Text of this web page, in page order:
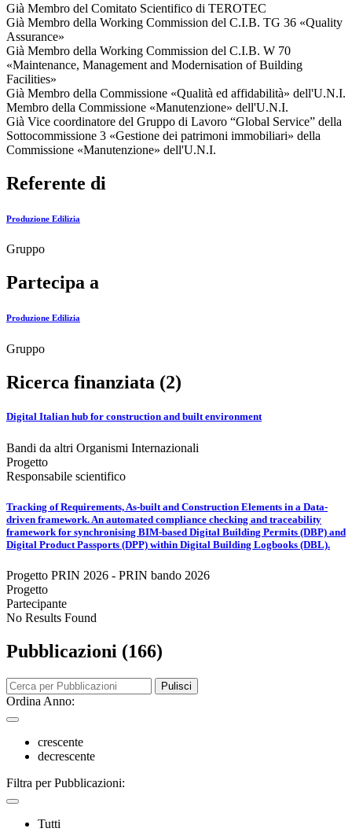
Già Membro del Comitato Scientifico di TEROTEC
Già Membro della Working Commission del C.I.B. TG 36 «Quality
Assurance»
Già Membro della Working Commission del C.I.B. W 70
«Maintenance, Management and Modernisation of Building
Facilities»
Già Membro della Commissione «Qualità ed affidabilità» dell'U.N.I.
Membro della Commissione «Manutenzione» dell'U.N.I.
Già Vice coordinatore del Gruppo di Lavoro “Global Service” della
Sottocommissione 3 «Gestione dei patrimoni immobiliari» della
Commissione «Manutenzione» dell'U.N.I.
Referente di
Produzione Edilizia
Gruppo
Partecipa a
Produzione Edilizia
Gruppo
Ricerca finanziata (2)
Digital Italian hub for construction and built environment
Bandi da altri Organismi Internazionali
Progetto
Responsabile scientifico
Tracking of Requirements, As-built and Construction Elements in a Data-
driven framework. An automated compliance checking and traceability
framework for synchronising BIM-based Digital Building Permits (DBP) and
Digital Product Passports (DPP) within Digital Building Logbooks (DBL).
Progetto PRIN 2026 - PRIN bando 2026
Progetto
Partecipante
No Results Found
Pubblicazioni (166)
Pulisci
Ordina Anno:
crescente
decrescente
Filtra per Pubblicazioni:
Tutti